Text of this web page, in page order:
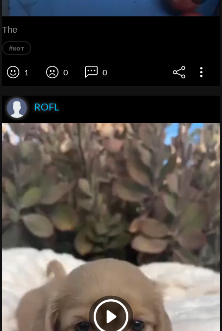
The
#кот
1 0 0
ROFL